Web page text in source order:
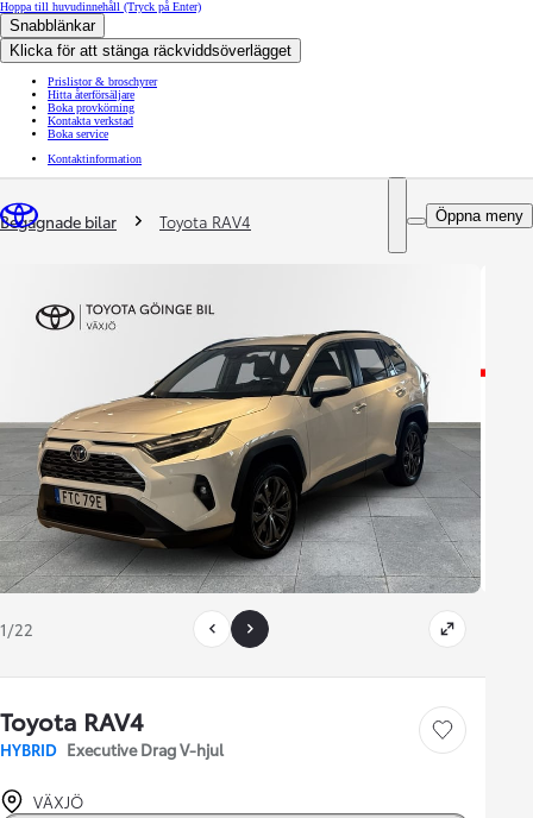
Hoppa till huvudinnehåll (Tryck på Enter)
Snabblänkar
Klicka för att stänga räckviddsöverlägget
Prislistor & broschyrer
Hitta återförsäljare
Boka provkörning
Kontakta verkstad
Boka service
Kontaktinformation
Öppna meny
You are here
Begagnade bilar Toyota RAV4
1/22
Toyota RAV4
HYBRID Executive Drag V-hjul
Save car
VÄXJÖ